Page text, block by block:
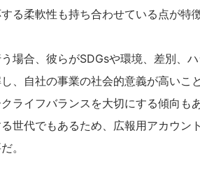
る柔軟性も持ち合わせている点が特
場合、彼らがSDGsや環境、差別、
、自社の事業の社会的意義が高いこ
ライフバランスを大切にする傾向も
世代でもあるため、広報用アカウン
。